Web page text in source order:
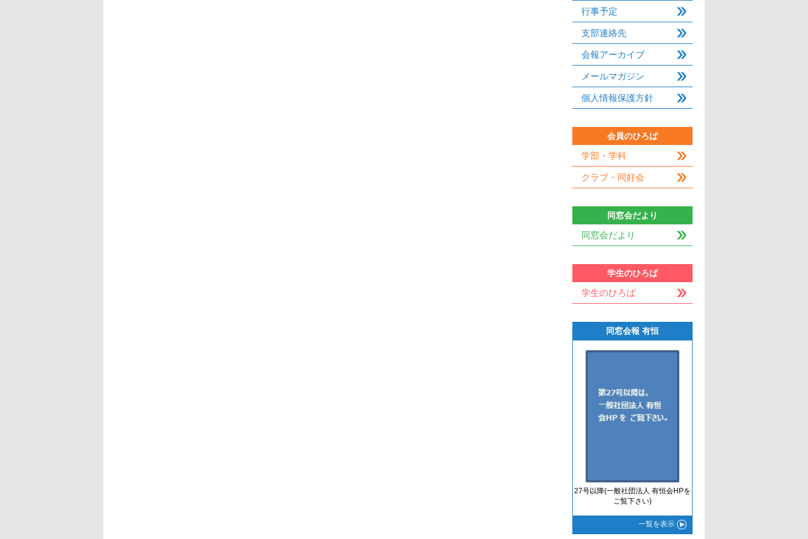
行事予定
支部連絡先
会報アーカイブ
メールマガジン
個人情報保護方針
会員のひろば
学部・学科
クラブ・同好会
同窓会だより
同窓会だより
学生のひろば
学生のひろば
同窓会報 有恒
27号以降(一般社団法人 有恒会HPを
ご覧下さい)
一覧を表示